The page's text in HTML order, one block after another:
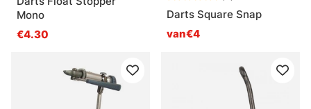
Mono
€4.30
Darts Square Snap
van€4